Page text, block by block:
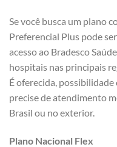
Se você busca um plano
Preferencial Plus pode
acesso ao Bradesco
hospitais nas principais
É oferecida,
precise de atendimento
Brasil ou no exterior.
Plano Nacional Flex